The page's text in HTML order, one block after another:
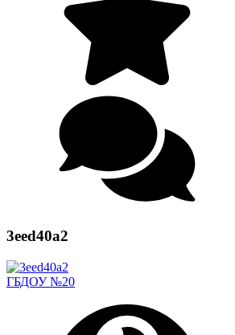
3eed40a2
ГБДОУ №20